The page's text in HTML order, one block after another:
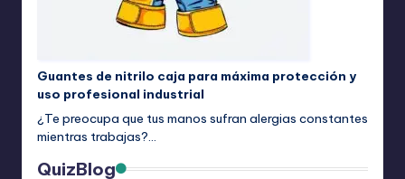
Guantes de nitrilo caja para máxima protección y
uso profesional industrial
¿Te preocupa que tus manos sufran alergias constantes
mientras trabajas?…
QuizBlog